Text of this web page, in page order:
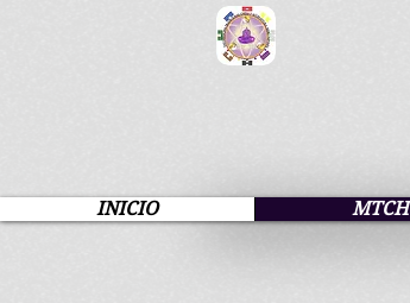
INICIO MTCH